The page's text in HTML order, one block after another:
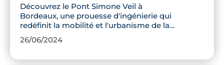
Découvrez le Pont Simone Veil à
Bordeaux, une prouesse d'ingénierie qui
redéfinit la mobilité et l'urbanisme de la
métropole. Avec son design avant-
gardiste, ce pont ne se contente pas de
26/06/2024